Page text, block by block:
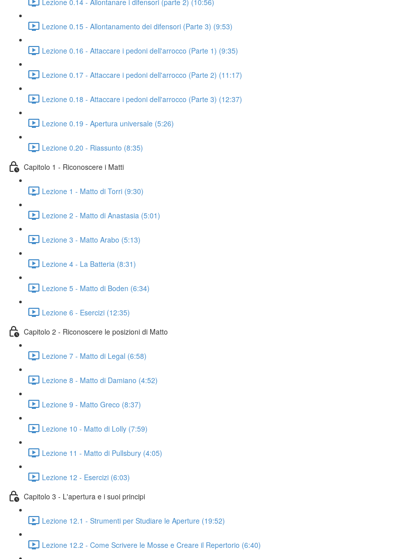
Lezione 0.15 - Allontanamento dei difensori (Parte 3) (9:53)
Lezione 0.16 - Attaccare i pedoni dell'arrocco (Parte 1) (9:35)
Lezione 0.17 - Attaccare i pedoni dell'arrocco (Parte 2) (11:17)
Lezione 0.18 - Attaccare i pedoni dell'arrocco (Parte 3) (12:37)
Lezione 0.19 - Apertura universale (5:26)
Lezione 0.20 - Riassunto (8:35)
Capitolo 1 - Riconoscere i Matti
Lezione 1 - Matto di Torri (9:30)
Lezione 2 - Matto di Anastasia (5:01)
Lezione 3 - Matto Arabo (5:13)
Lezione 4 - La Batteria (8:31)
Lezione 5 - Matto di Boden (6:34)
Lezione 6 - Esercizi (12:35)
Capitolo 2 - Riconoscere le posizioni di Matto
Lezione 7 - Matto di Legal (6:58)
Lezione 8 - Matto di Damiano (4:52)
Lezione 9 - Matto Greco (8:37)
Lezione 10 - Matto di Lolly (7:59)
Lezione 11 - Matto di Pullsbury (4:05)
Lezione 12 - Esercizi (6:03)
Capitolo 3 - L'apertura e i suoi principi
Lezione 12.1 - Strumenti per Studiare le Aperture (19:52)
Lezione 12.2 - Come Scrivere le Mosse e Creare il Repertorio (6:40)